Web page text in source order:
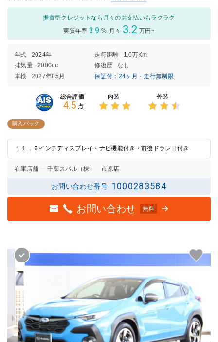
据置型クレジットなら月々のお支払いもラクラク
実質年率 3.9 % 月々 3.2 万円~
年式 2024年 走行距離
1.0万Km
排気量
2000cc 修復歴
なし
車検
2027年05月 保証付：24ヶ月・走行無制限
総合評価
4.5 点
内装 外装
購入パック
１１．６インチディスプレイ・ナビ機能付き・前後ドラレコ付き
在庫店舗 千葉スバル（株） 市原店
お問い合わせ番号 1000283584
お問い合わせ 無料